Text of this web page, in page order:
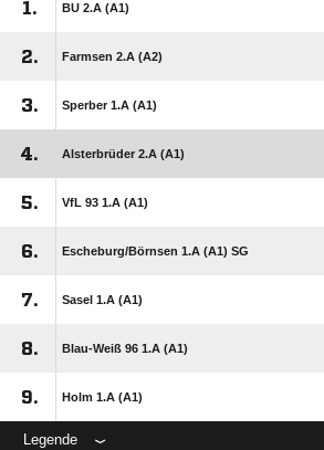
1. BU 2.A (A1)
2. Farmsen 2.A (A2)
3. Sperber 1.A (A1)
4. Alsterbrüder 2.A (A1)
5. VfL 93 1.A (A1)
6. Escheburg/​Börnsen 1.A (A1) SG
7. Sasel 1.A (A1)
8. Blau-Weiß 96 1.A (A1)
9. Holm 1.A (A1)
Legende